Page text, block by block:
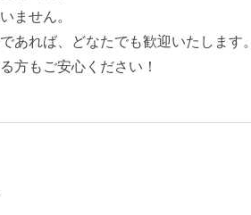
ません。
あれば、どなたでも歓迎いたします。
方もご安心ください！